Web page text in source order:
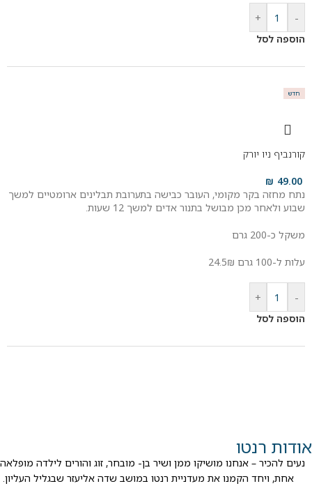
-
+
הוספה לסל
חדש
קורנביף ניו יורק
49.00
₪
נתח מחזה בקר מקומי, העובר כבישה בתערובת תבלינים ארומטיים למשך
שבוע ולאחר מכן מבושל בתנור אדים למשך 12 שעות.
משקל כ-200 גרם
עלות ל-100 גרם 24.5₪
-
+
הוספה לסל
אודות רנטו
נעים להכיר – אנחנו מושיקו ממן ושיר בן- מובחר, זוג והורים לילדה מופלאה
אחת, ויחד הקמנו את מעדניית רנטו במושב שדה אליעזר שבגליל העליון.